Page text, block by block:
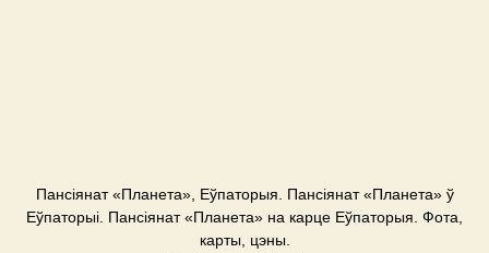
Пансіянат «Планета», Еўпаторыя. Пансіянат «Планета» ў
Еўпаторыі. Пансіянат «Планета» на карце Еўпаторыя. Фота,
карты, цэны.